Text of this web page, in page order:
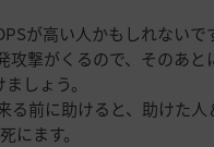
が高い人かもしれないで
撃がくるので、そのあと
しょう。
前に助けると、助けた人
にます。